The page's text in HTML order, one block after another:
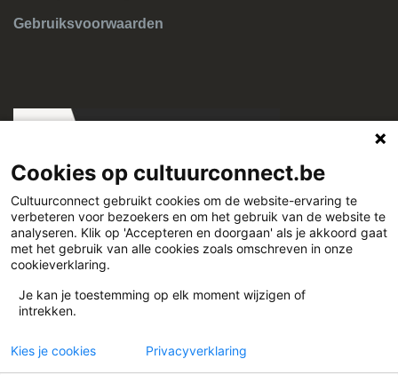
Gebruiksvoorwaarden
Cultuurconnect
www.cultuurconnect.be
Cookies op cultuurconnect.be
Cultuurconnect gebruikt cookies om de website-ervaring te
verbeteren voor bezoekers en om het gebruik van de website te
analyseren. Klik op 'Accepteren en doorgaan' als je akkoord gaat
met het gebruik van alle cookies zoals omschreven in onze
cookieverklaring.
Je kan je toestemming op elk moment wijzigen of
intrekken.
Kies je cookies Privacyverklaring